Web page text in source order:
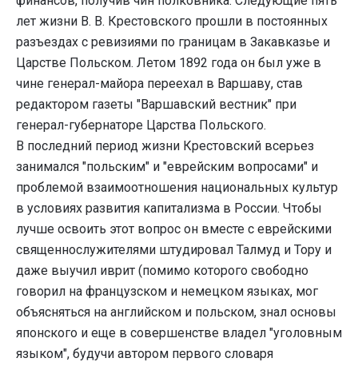
лет жизни В. В. Крестовского прошли в постоянных
разъездах с ревизиями по границам в Закавказье и
Царстве Польском. Летом 1892 года он был уже в
чине генерал-майора переехал в Варшаву, став
редактором газеты "Варшавский вестник" при
генерал-губернаторе Царства Польского.
В последний период жизни Крестовский всерьез
занимался "польским" и "еврейским вопросами" и
проблемой взаимоотношения национальных культур
в условиях развития капитализма в России. Чтобы
лучше освоить этот вопрос он вместе с еврейскими
священнослужителями штудировал Талмуд и Тору и
даже выучил иврит (помимо которого свободно
говорил на французском и немецком языках, мог
объясняться на английском и польском, знал основы
японского и еще в совершенстве владел "уголовным
языком", будучи автором первого словаря